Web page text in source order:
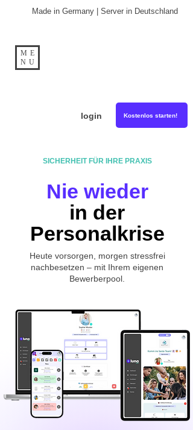
ME
NU
Made in Germany | Server in Deutschland
login Kostenlos starten!
SICHERHEIT FÜR IHRE PRAXIS
Nie wieder
in der
Personalkrise
Heute vorsorgen, morgen stressfrei
nachbesetzen – mit Ihrem eigenen
Bewerberpool.